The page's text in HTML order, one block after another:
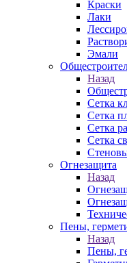
Краски
Лаки
Эмали
Назад
Сетка
Сетка
Сетка
Сетка
Огнезащита
Назад
Пены,
Назад
Пены,